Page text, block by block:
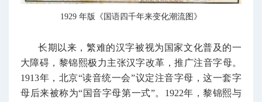
1929 年版《国语四千年来变化潮流图》
长期以来，繁难的汉字被视为国家文化普及的一
大障碍，黎锦熙极力主张汉字改革，推广注音字母。
1913年，北京“读音统一会”议定注音字母，这一套字
母后来被称为“国音字母第一式”。1922年，黎锦熙与